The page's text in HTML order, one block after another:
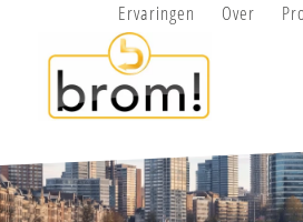
Ervaringen Over